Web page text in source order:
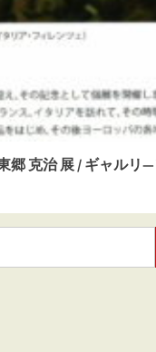
東郷 克治 展 / ギャルリ